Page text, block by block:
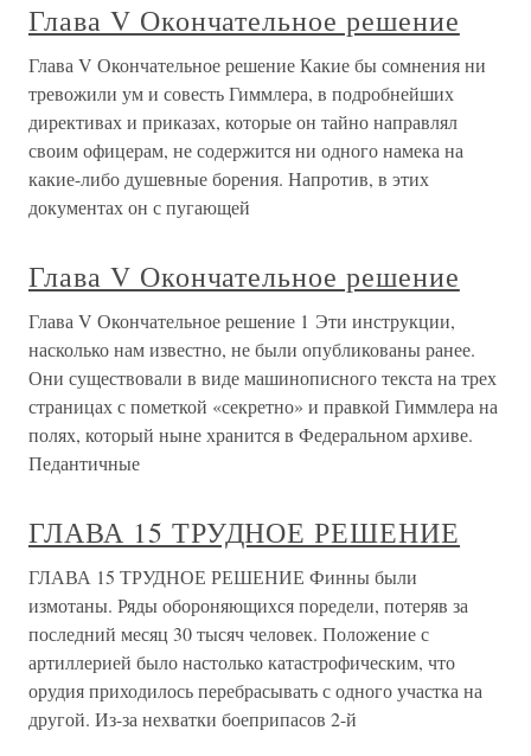
Глава V Окончательное решение
Глава V Окончательное решение Какие бы сомнения ни
тревожили ум и совесть Гиммлера, в подробнейших
директивах и приказах, которые он тайно направлял
своим офицерам, не содержится ни одного намека на
какие-либо душевные борения. Напротив, в этих
документах он с пугающей
Глава V Окончательное решение
Глава V Окончательное решение 1 Эти инструкции,
насколько нам известно, не были опубликованы ранее.
Они существовали в виде машинописного текста на трех
страницах с пометкой «секретно» и правкой Гиммлера на
полях, который ныне хранится в Федеральном архиве.
Педантичные
ГЛАВА 15 ТРУДНОЕ РЕШЕНИЕ
ГЛАВА 15 ТРУДНОЕ РЕШЕНИЕ Финны были
измотаны. Ряды обороняющихся поредели, потеряв за
последний месяц 30 тысяч человек. Положение с
артиллерией было настолько катастрофическим, что
орудия приходилось перебрасывать с одного участка на
другой. Из-за нехватки боеприпасов 2-й